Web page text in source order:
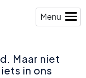
Menu
Maar niet
in ons